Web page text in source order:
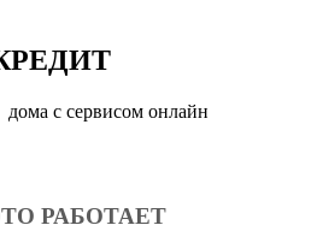
с сервисом онлайн
РАБОТАЕТ